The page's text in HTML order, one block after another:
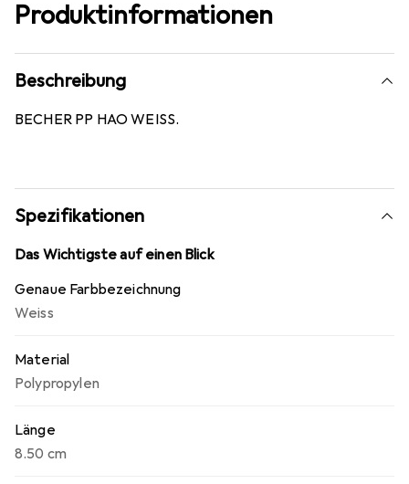
Produktinformationen
Beschreibung
BECHER PP HAO WEISS.
Spezifikationen
Das Wichtigste auf einen Blick
Genaue Farbbezeichnung
Weiss
Material
Polypropylen
Länge
8.50 cm